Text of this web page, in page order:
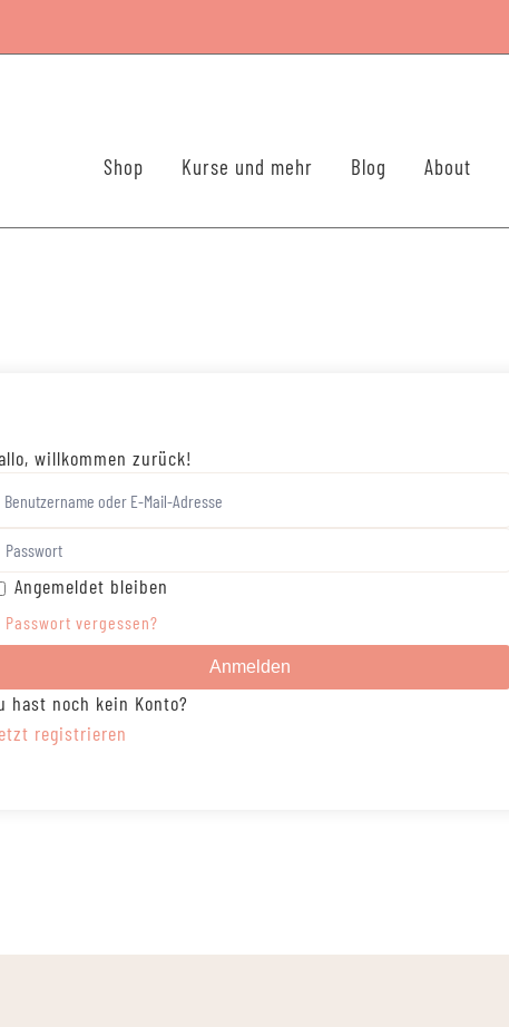
Shop Kurse und mehr Blog About
willkommen zurück!
Angemeldet bleiben
Passwort vergessen?
Anmelden
hast noch kein Konto?
registrieren